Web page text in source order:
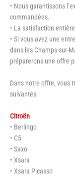
• Nous garantissons
commandées.
• La satisfaction
• Si vous avez une
dans les Champs-sur-
préparerons une offre
Dans notre offre, vous
suivantes:
Citroën
• Berlingo
• C5
• Saxo
• Xsara
• Xsara Picasso